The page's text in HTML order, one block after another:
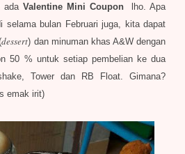
ada Valentine Mini Couponlho. Apa
bulan Februari juga, kita dapat
dessert) dan minuman khas A&W dengan
50 % untuk setiap pembelian ke dua
Tower dan RB Float. Gimana?
emak irit)